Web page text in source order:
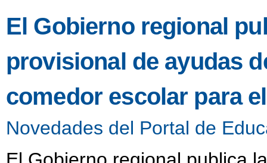
El Gobierno regional
provisional de ayudas
comedor escolar para
Novedades del Portal de